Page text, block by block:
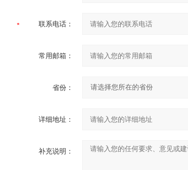
联系电话：
常用邮箱：
省份：
详细地址：
补充说明：